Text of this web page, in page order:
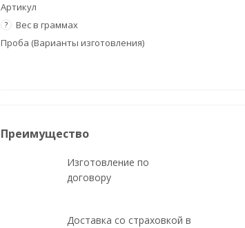
Артикул
? Вес в граммах
Проба (Варианты изготовления)
Преимущество
Изготовление по
договору
Доставка со страховкой в